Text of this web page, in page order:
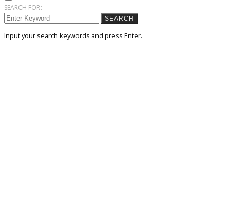
SEARCH FOR:
SEARCH
Input your search keywords and press Enter.